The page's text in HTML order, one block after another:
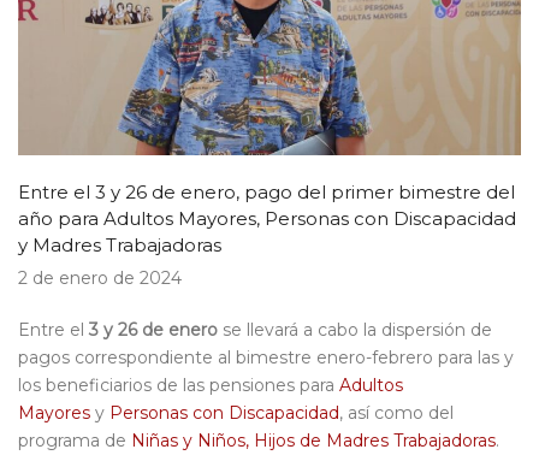
Entre el 3 y 26 de enero, pago del primer bimestre del
año para Adultos Mayores, Personas con Discapacidad
y Madres Trabajadoras
2 de enero de 2024
Entre el 3 y 26 de enero se llevará a cabo la dispersión de
pagos correspondiente al bimestre enero-febrero para las y
los beneficiarios de las pensiones para Adultos
Mayores y Personas con Discapacidad, así como del
programa de Niñas y Niños, Hijos de Madres Trabajadoras.